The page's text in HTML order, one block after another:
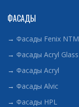
ФАСАДЫ
→ Фасады Fenix NTM
→ Фасады Acryl Glass
→ Фасады Acryl
→ Фасады Alvic
→ Фасады HPL